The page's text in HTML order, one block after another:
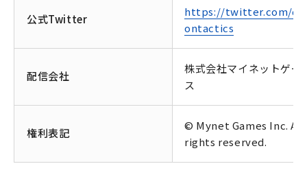
公式Twitter
https://twitter.com/
ontactics
配信会社
株式会社マイネットゲー
ス
権利表記
© Mynet Games Inc. All
rights reserved.